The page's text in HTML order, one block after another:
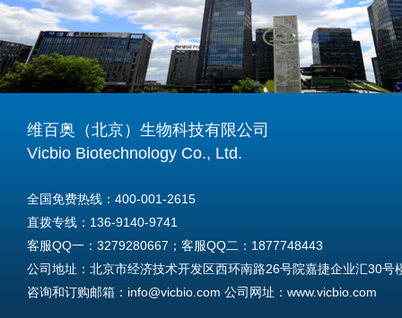
维百奥（北京）生物科技有限公司
Vicbio Biotechnology Co., Ltd.
全国免费热线：400-001-2615
直拨专线：136-9140-9741
客服QQ一：3279280667；客服QQ二：1877748443
公司地址：北京市经济技术开发区西环南路26号院嘉捷企业汇30号
咨询和订购邮箱：info@vicbio.com 公司网址：www.vicbio.com